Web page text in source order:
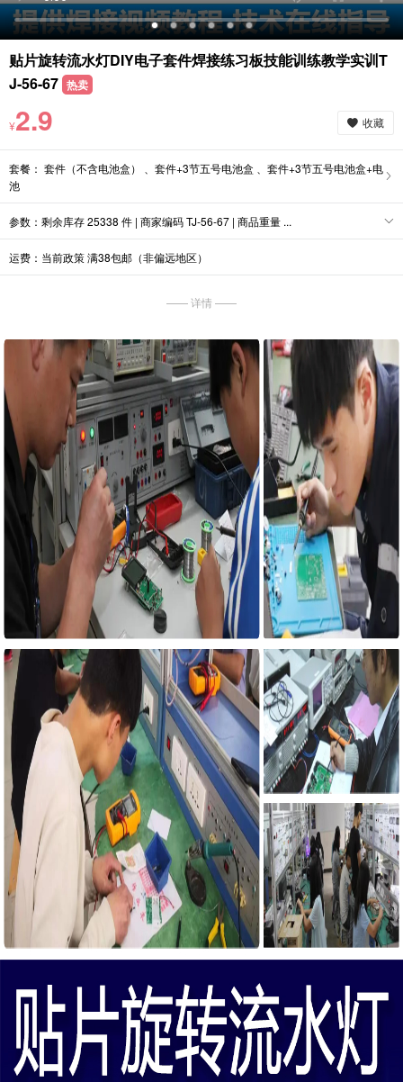
贴片旋转流水灯DIY电子套件焊接练习板技能训练教学实训T
J-56-67 热卖
¥2.9 收藏
套餐： 套件（不含电池盒） 、套件+3节五号电池盒 、套件+3节五号电池盒+电
池
参数：剩余库存 25338 件 | 商家编码 TJ-56-67 | 商品重量 ...
运费：当前政策 满38包邮（非偏远地区）
—— 详情 ——